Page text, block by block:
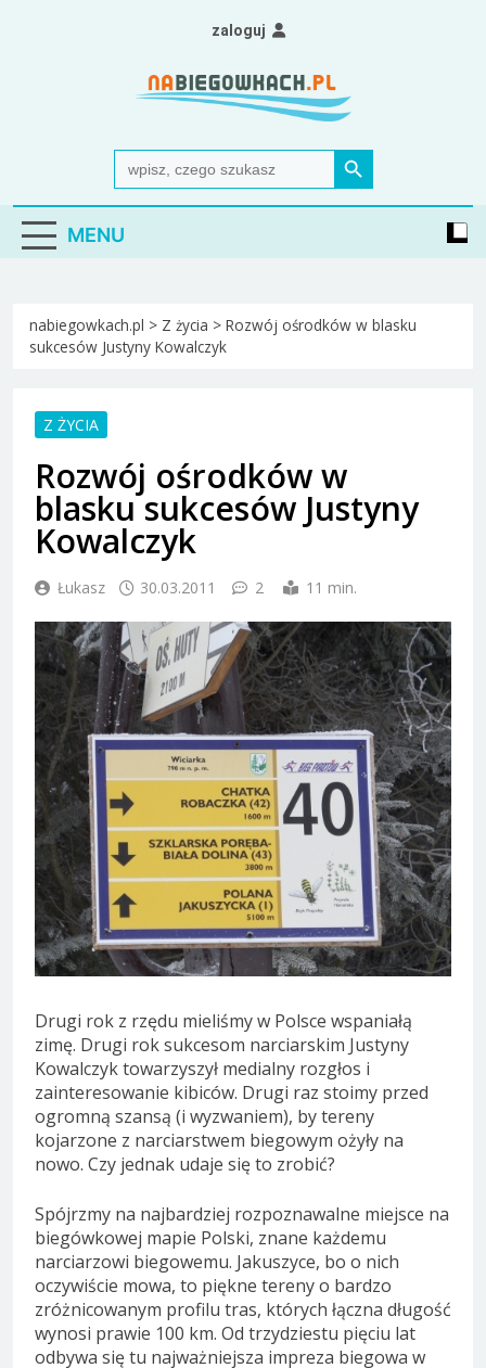
Nabiegowkach.pl
portal miłośników narciarstwa biegowego
Search
for:
Search Button
zaloguj
MENU
nabiegowkach.pl > Z życia > Rozwój ośrodków w blasku
sukcesów Justyny Kowalczyk
Z ŻYCIA
Rozwój ośrodków w
blasku sukcesów Justyny
Kowalczyk
Łukasz 30.03.2011 2 11 min.
Drugi rok z rzędu mieliśmy w Polsce wspaniałą
zimę. Drugi rok sukcesom narciarskim Justyny
Kowalczyk towarzyszył medialny rozgłos i
zainteresowanie kibiców. Drugi raz stoimy przed
ogromną szansą (i wyzwaniem), by tereny
kojarzone z narciarstwem biegowym ożyły na
nowo. Czy jednak udaje się to zrobić?
Spójrzmy na najbardziej rozpoznawalne miejsce na
biegówkowej mapie Polski, znane każdemu
narciarzowi biegowemu. Jakuszyce, bo o nich
oczywiście mowa, to piękne tereny o bardzo
zróżnicowanym profilu tras, których łączna długość
wynosi prawie 100 km. Od trzydziestu pięciu lat
odbywa się tu najważniejsza impreza biegowa w